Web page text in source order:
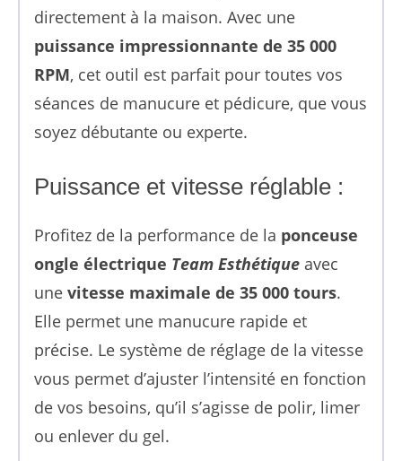
directement à la maison. Avec une
puissance impressionnante de 35 000
RPM, cet outil est parfait pour toutes vos
séances de manucure et pédicure, que vous
soyez débutante ou experte.
Puissance et vitesse réglable :
Profitez de la performance de la ponceuse
ongle électrique Team Esthétique avec
une vitesse maximale de 35 000 tours.
Elle permet une manucure rapide et
précise. Le système de réglage de la vitesse
vous permet d’ajuster l’intensité en fonction
de vos besoins, qu’il s’agisse de polir, limer
ou enlever du gel.